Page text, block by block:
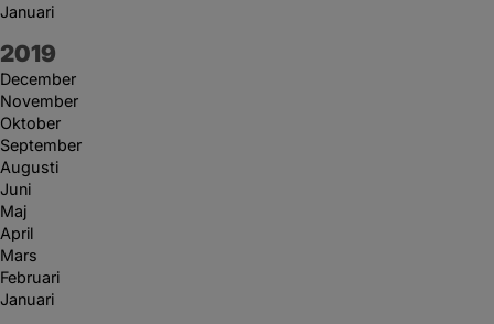
Januari
År:
2019
December
November
Oktober
September
Augusti
Juni
Maj
April
Mars
Februari
Januari